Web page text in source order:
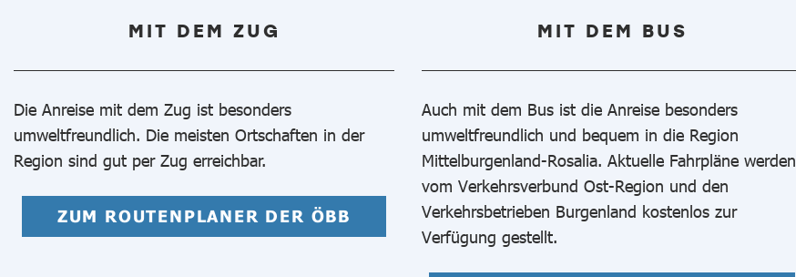
MIT DEM ZUG
Die Anreise mit dem Zug ist besonders
umweltfreundlich. Die meisten Ortschaften in der
Region sind gut per Zug erreichbar.
ZUM ROUTENPLANER DER ÖBB
MIT DEM BUS
Auch mit dem Bus ist die Anreise besonders
umweltfreundlich und bequem in die Region
Mittelburgenland-Rosalia. Aktuelle Fahrpläne werden
vom Verkehrsverbund Ost-Region und den
Verkehrsbetrieben Burgenland kostenlos zur
Verfügung gestellt.